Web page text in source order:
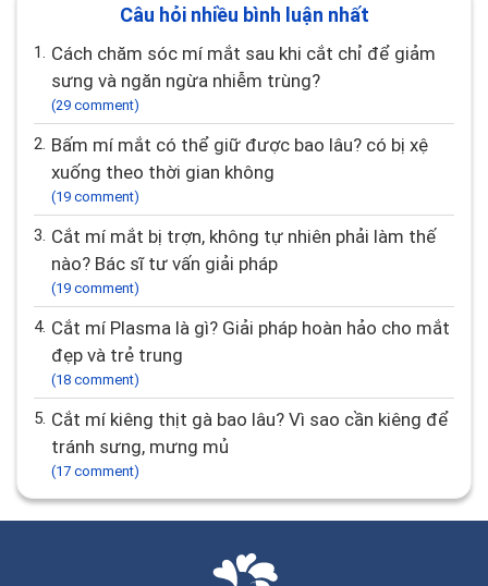
Câu hỏi nhiều bình luận nhất
1. Cách chăm sóc mí mắt sau khi cắt chỉ để giảm
sưng và ngăn ngừa nhiễm trùng?
(29 comment)
2. Bấm mí mắt có thể giữ được bao lâu? có bị xệ
xuống theo thời gian không
(19 comment)
3. Cắt mí mắt bị trợn, không tự nhiên phải làm thế
nào? Bác sĩ tư vấn giải pháp
(19 comment)
4. Cắt mí Plasma là gì? Giải pháp hoàn hảo cho mắt
đẹp và trẻ trung
(18 comment)
5. Cắt mí kiêng thịt gà bao lâu? Vì sao cần kiêng để
tránh sưng, mưng mủ
(17 comment)